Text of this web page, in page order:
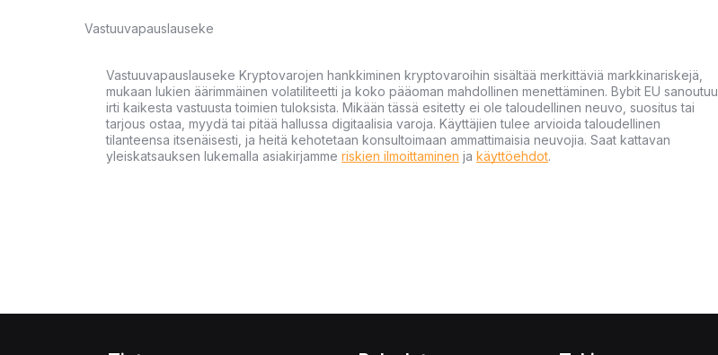
Vastuuvapauslauseke
Vastuuvapauslauseke Kryptovarojen hankkiminen kryptovaroihin sisältää merkittäviä markkinariskejä,
mukaan lukien äärimmäinen volatiliteetti ja koko pääoman mahdollinen menettäminen. Bybit EU sanoutuu
irti kaikesta vastuusta toimien tuloksista. Mikään tässä esitetty ei ole taloudellinen neuvo, suositus tai
tarjous ostaa, myydä tai pitää hallussa digitaalisia varoja. Käyttäjien tulee arvioida taloudellinen
tilanteensa itsenäisesti, ja heitä kehotetaan konsultoimaan ammattimaisia neuvojia. Saat kattavan
yleiskatsauksen lukemalla asiakirjamme riskien ilmoittaminen ja käyttöehdot.